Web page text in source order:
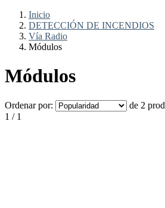
Inicio
DETECCIÓN DE INCENDIOS
Vía Radio
Módulos
Módulos
Ordenar por:
de 2
1 / 1